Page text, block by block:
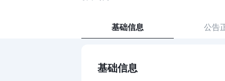
基础信息 公告
基础信息